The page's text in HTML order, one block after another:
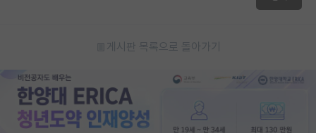
게시판 목록으로 돌아가기